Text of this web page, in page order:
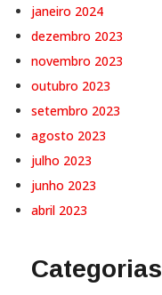
janeiro 2024
dezembro 2023
novembro 2023
outubro 2023
setembro 2023
agosto 2023
julho 2023
junho 2023
abril 2023
Categorias